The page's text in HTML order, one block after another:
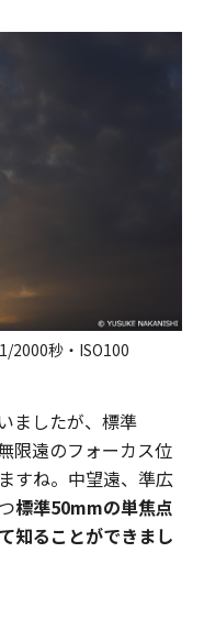
2000秒・ISO100
ましたが、標準
限遠のフォーカス位
すね。中望遠、準広
標準50mmの単焦点
知ることができまし